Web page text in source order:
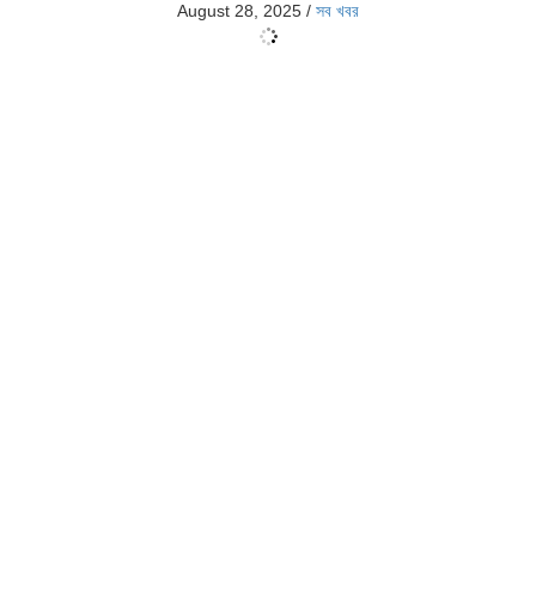
August 28, 2025 / সব খবর